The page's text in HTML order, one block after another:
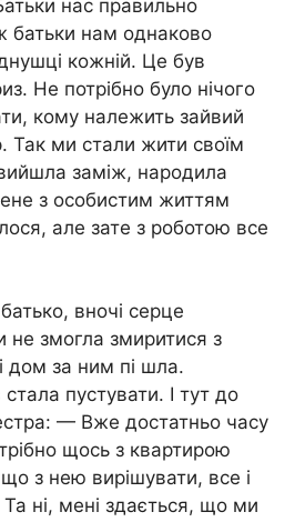
нас правильно
батьки нам однаково
кожній. Це був
Не потрібно було нічого
кому належить зайвий
Так ми стали жити своїм
заміж, народила
з особистим життям
але зате з роботою все
вночі серце
не змогла змиритися з
дом за ним пі шла.
пустувати. І тут до
— Вже достатньо часу
щось з квартирою
з нею вирішувати, все і
ні, мені здається, що ми